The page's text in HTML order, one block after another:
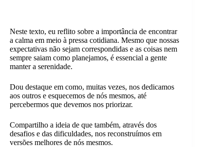
Neste texto, eu reflito sobre a importância de encontrar
a calma em meio à pressa cotidiana. Mesmo que nossas
expectativas não sejam correspondidas e as coisas nem
sempre saiam como planejamos, é essencial a gente
manter a serenidade.
Dou destaque em como, muitas vezes, nos dedicamos
aos outros e esquecemos de nós mesmos, até
percebermos que devemos nos priorizar.
Compartilho a ideia de que também, através dos
desafios e das dificuldades, nos reconstruímos em
versões melhores de nós mesmos.